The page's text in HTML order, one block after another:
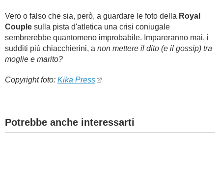
Vero o falso che sia, però, a guardare le foto della Royal
Couple sulla pista d'atletica una crisi coniugale
sembrerebbe quantomeno improbabile. Impareranno mai, i
sudditi più chiacchierini, a non mettere il dito (e il gossip) tra
moglie e marito?
Copyright foto: Kika Press
Potrebbe anche interessarti